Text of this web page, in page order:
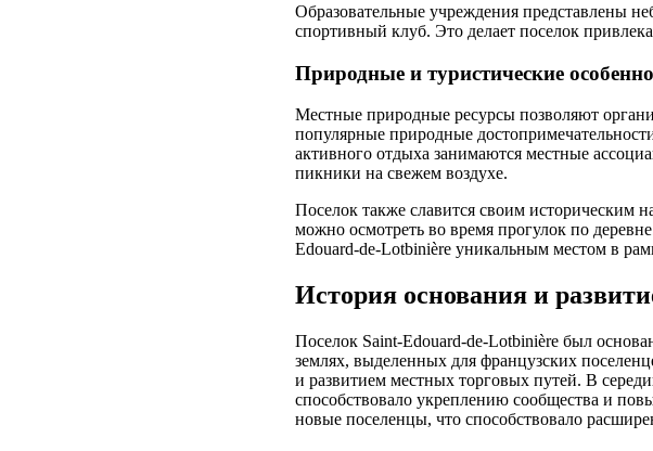
Образовательные учреждения представлены
спортивный клуб. Это делает поселок
Природные и туристические
Местные природные ресурсы позволяют
популярные природные
активного отдыха занимаются местные
пикники на свежем воздухе.
Поселок также славится своим историческим
можно осмотреть во время прогулок по
Edouard-de-Lotbinière уникальным местом в
История основания и
Поселок Saint-Edouard-de-Lotbinière был
землях, выделенных для французских
и развитием местных торговых путей. В
способствовало укреплению сообщества и
новые поселенцы, что способствовало